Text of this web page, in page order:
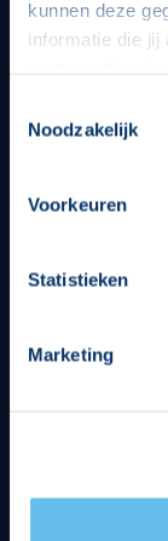
kunnen deze
informatie die jij
op een veilige
beheren op de
Noodzakelijk
Voorkeuren
Statistieken
Marketing